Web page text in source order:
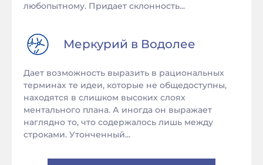
любопытному. Придает склонность...
Меркурий в Водолее
Дает возможность выразить в рациональных
терминах те идеи, которые не общедоступны,
находятся в слишком высоких слоях
ментального плана. А иногда он выражает
наглядно то, что содержалось лишь между
строками. Утонченный...